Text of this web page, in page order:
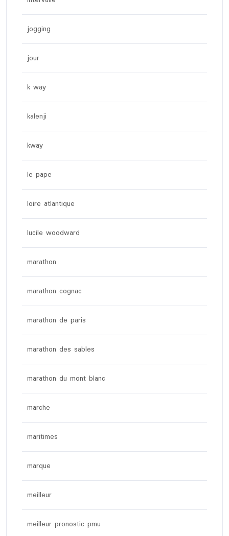
jogging
jour
k way
kalenji
kway
le pape
loire atlantique
lucile woodward
marathon
marathon cognac
marathon de paris
marathon des sables
marathon du mont blanc
marche
maritimes
marque
meilleur
meilleur pronostic pmu